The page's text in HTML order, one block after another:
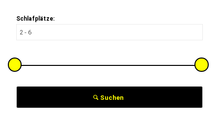
Schlafplätze:
Suchen